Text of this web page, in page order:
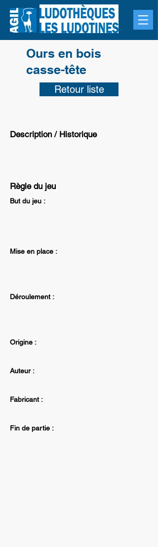
Ours en bois
casse-tête
Retour liste
Description / Historique
Règle du jeu
But du jeu :
Mise en place :
Déroulement :
Origine :
Auteur :
Fabricant :
Fin de partie :